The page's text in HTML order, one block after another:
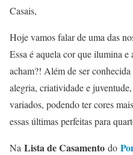
Casais,
Hoje vamos falar de uma das
Essa é aquela cor que ilumina
acham?! Além de ser
alegria, criatividade e
variados, podendo ter cores
essas últimas perfeitas para
Na Lista de Casamento do